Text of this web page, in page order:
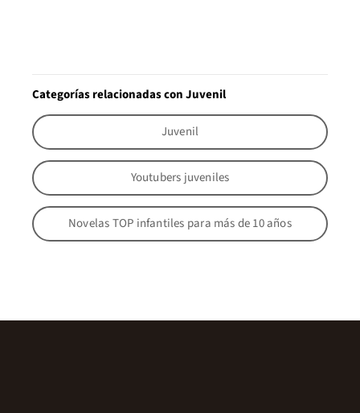
Categorías relacionadas con Juvenil
Juvenil
Youtubers juveniles
Novelas TOP infantiles para más de 10 años